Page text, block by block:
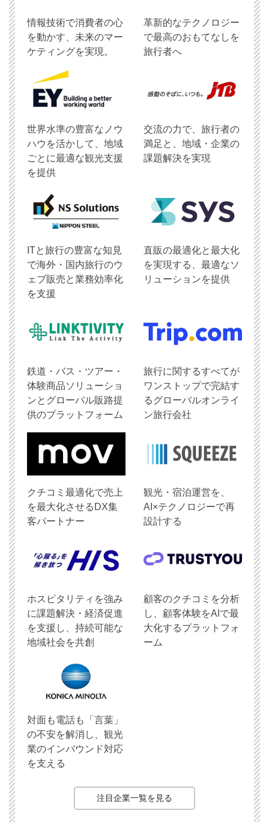
情報技術で消費者の心
を動かす、未来のマー
ケティングを実現。
革新的なテクノロジー
で最高のおもてなしを
旅行者へ
世界水準の豊富なノウ
ハウを活かして、地域
ごとに最適な観光支援
を提供
交流の力で、旅行者の
満足と、地域・企業の
課題解決を実現
ITと旅行の豊富な知見
で海外・国内旅行のウ
ェブ販売と業務効率化
を支援
直販の最適化と最大化
を実現する、最適なソ
リューションを提供
鉄道・バス・ツアー・
体験商品ソリューショ
ンとグローバル販路提
供のプラットフォーム
旅行に関するすべてが
ワンストップで完結す
るグローバルオンライ
ン旅行会社
クチコミ最適化で売上
を最大化させるDX集
客パートナー
観光・宿泊運営を、
AI×テクノロジーで再
設計する
ホスピタリティを強み
に課題解決・経済促進
を支援し、持続可能な
地域社会を共創
顧客のクチコミを分析
し、顧客体験をAIで最
大化するプラットフォ
ーム
対面も電話も「言葉」
の不安を解消し、観光
業のインバウンド対応
を支える
注目企業一覧を見る